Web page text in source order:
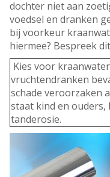
dochter niet aan
voedsel en dranken
bij voorkeur
hiermee? Bespreek
Kies voor
vruchtendranken
schade veroorzaken
staat kind en
tanderosie.